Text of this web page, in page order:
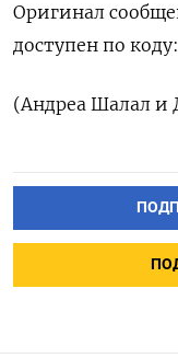
Оригинал
доступен по коду:
(Андреа Шалал и